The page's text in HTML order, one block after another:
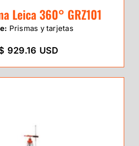
Leica 360° GRZ101
Prismas y tarjetas
929.16 USD